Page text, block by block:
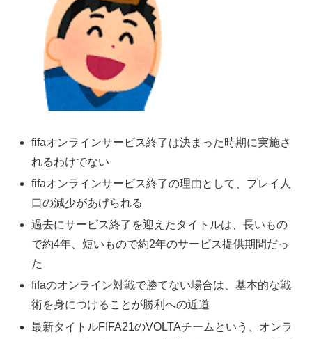
fifaオンラインサービス終了は決まった時期に実施さ
れるわけでない
fifaオンラインサービス終了の理由として、プレイ人
口の減少があげられる
過去にサービス終了を迎えたタイトルは、長いもの
で約4年、短いもので約2年のサービス提供期間だっ
た
fifaのオンライン対戦で勝てない場合は、基本的な戦
術を身につけることが勝利への近道
最新タイトルFIFA21のVOLTAチームという、オンラ